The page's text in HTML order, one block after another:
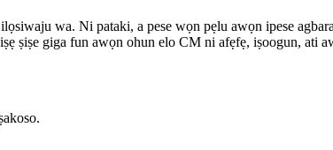
wa. Ni pataki, a pese wọn pẹlu awọn ipese
ṣiṣe giga fun awọn ohun elo CM ni afẹfẹ, iṣoogun, ati